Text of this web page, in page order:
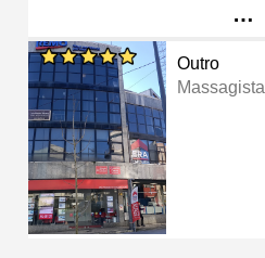
…
Outro
Massagista